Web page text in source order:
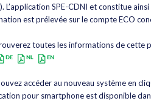
L’application SPE-CDNI et constitue
est prélevée sur le compte ECO
toutes les informations de cette
accéder au nouveau système en
pour smartphone est disponible